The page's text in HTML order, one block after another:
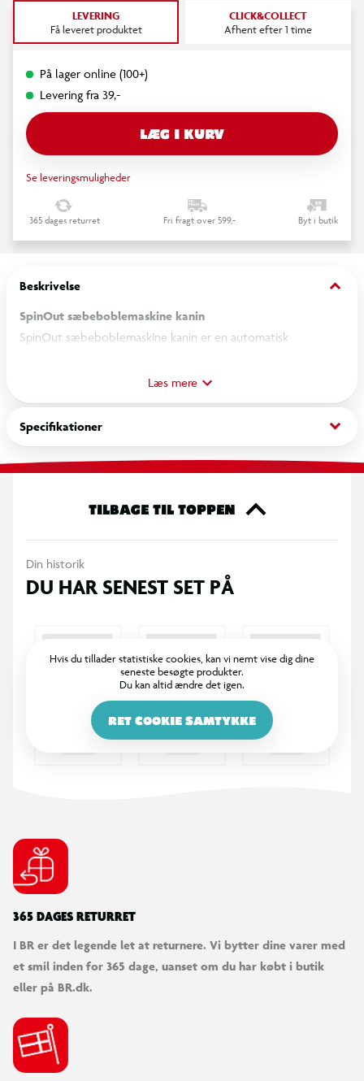
LEVERING
Få leveret produktet
CLICK&COLLECT
Afhent efter 1 time
På lager online (100+)
Levering fra 39,-
LÆG I KURV
Se leveringsmuligheder
365 dages returret Fri fragt over 599,- Byt i butik
Beskrivelse keyboard_arrow_down
SpinOut sæbeboblemaskine kanin
SpinOut sæbeboblemaskine kanin er en automatisk
strøm af sæbebobler, når den aktiveres, og kan bruges til leg i
haven, på terrassen eller på legepladsen. Den medfølgende
sæbeopløsning gør det muligt at tage maskinen i brug med
det samme.
tændes med knappen. Når maskinen er i gang, blæses bobler
Specifikationer
Danner en strøm af sæbebobler ved aktivering
Aktiveres med et tryk på en knap
Velegnet til udendørs brug i have eller på legeplads
Læs mere
Specifikationer keyboard_arrow_down
TILBAGE TIL TOPPEN
Din historik
DU HAR SENEST SET PÅ
Hvis du tillader statistiske cookies, kan vi nemt vise dig dine
seneste besøgte produkter.
Du kan altid ændre det igen.
RET COOKIE SAMTYKKE
365 DAGES RETURRET
I BR er det legende let at returnere. Vi bytter dine varer med
et smil inden for 365 dage, uanset om du har købt i butik
eller på BR.dk.